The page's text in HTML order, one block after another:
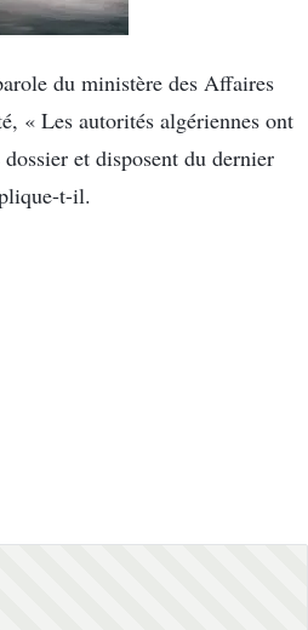
du ministère des Affaires
« Les autorités algériennes ont
et disposent du dernier
t-il.